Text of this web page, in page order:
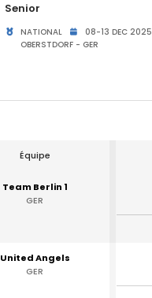
Senior
NATIONAL
08-13 DEC 2025
OBERSTDORF - GER
Équipe
Team Berlin 1
GER
United Angels
GER